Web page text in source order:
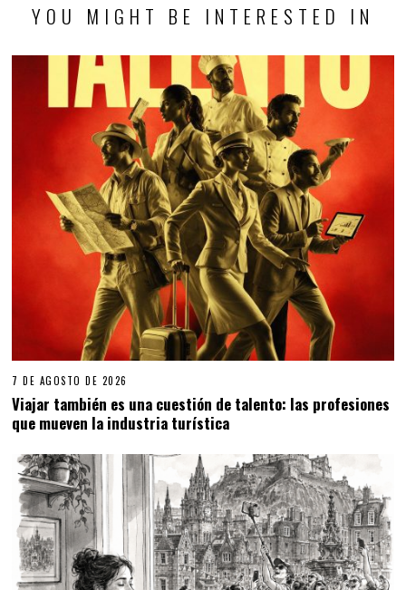
YOU MIGHT BE INTERESTED IN
7 DE AGOSTO DE 2026
Viajar también es una cuestión de talento: las profesiones
que mueven la industria turística